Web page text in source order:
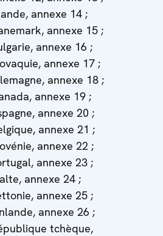
annexe 14 ;
annexe 15 ;
annexe 16 ;
annexe 17 ;
annexe 18 ;
annexe 19 ;
annexe 20 ;
annexe 21 ;
annexe 22 ;
annexe 23 ;
annexe 24 ;
annexe 25 ;
annexe 26 ;
tchèque,